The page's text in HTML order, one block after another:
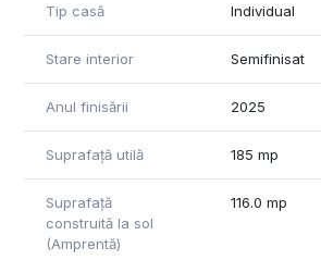
Parter: intrare acoperită, hol, atrium,
luat masa și bucătărie, cămară, baie, 2
spațiu tehnic.
Mansardă: hol, 2 dormitoare, 2 băi.
libertatea viitorului proprietar de a-și
de amenajare și eficiență energetică.
Această proprietate este destinată celor
liniștea, natura, lumina naturală și
Tip casă Individual
Stare interior Semifinisat
Anul finisării 2025
Suprafață utilă 185 mp
Suprafață
construită la sol
(Amprentă)
116.0 mp